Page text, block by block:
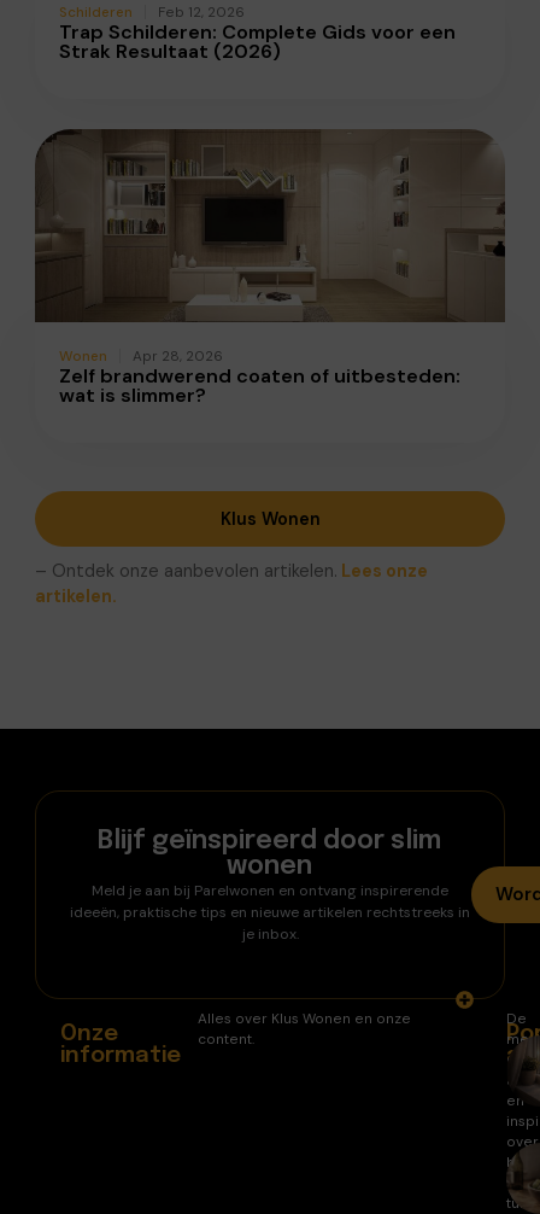
Schilderen Feb 12, 2026
Trap Schilderen: Complete Gids voor een
Strak Resultaat (2026)
Wonen Apr 28, 2026
Zelf brandwerend coaten of uitbesteden:
wat is slimmer?
Klus Wonen
– Ontdek onze aanbevolen artikelen. Lees onze
artikelen.
Blijf geïnspireerd door slim
wonen
Meld je aan bij Parelwonen en ontvang inspirerende
ideeën, praktische tips en nieuwe artikelen rechtstreeks in
je inbox.
Onze
informatie
Alles over Klus Wonen en onze
content.
De
en
over
huis
en
tuin.